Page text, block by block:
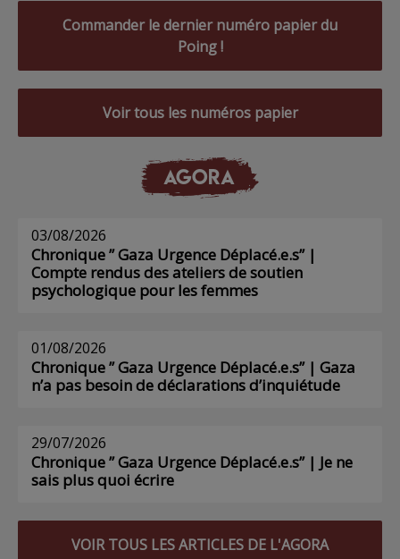
Commander le dernier numéro papier du
Poing !
Voir tous les numéros papier
AGORA
03/08/2026
Chronique ” Gaza Urgence Déplacé.e.s” |
Compte rendus des ateliers de soutien
psychologique pour les femmes
01/08/2026
Chronique ” Gaza Urgence Déplacé.e.s” | Gaza
n’a pas besoin de déclarations d’inquiétude
29/07/2026
Chronique ” Gaza Urgence Déplacé.e.s” | Je ne
sais plus quoi écrire
VOIR TOUS LES ARTICLES DE L'AGORA